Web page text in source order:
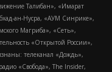
Талибан», «Имарат
ан-Нусра, «АУМ Синрике»,
Магриба», «Сеть»,
«Открытой России»,
телеканал «Дождь»,
«Свобода», The Insider,